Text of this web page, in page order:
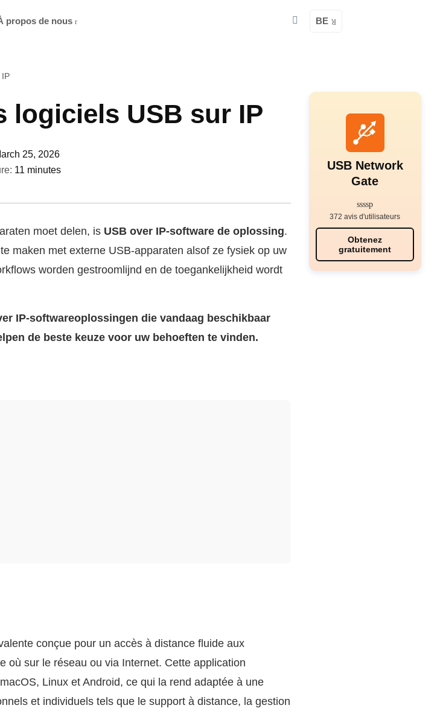
propos de nous BE
IP
logiciels USB sur IP
25, 2026
11 minutes
moet delen, is USB over IP-software de oplossing.
maken met externe USB-apparaten alsof ze fysiek op uw
worden gestroomlijnd en de toegankelijkheid wordt
IP-softwareoplossingen die vandaag beschikbaar
de beste keuze voor uw behoeften te vinden.
conçue pour un accès à distance fluide aux
où sur le réseau ou via Internet. Cette application
Linux et Android, ce qui la rend adaptée à une
et individuels tels que le support à distance, la gestion
USB Network
Gate
372 avis d'utilisateurs
Obtenez
gratuitement